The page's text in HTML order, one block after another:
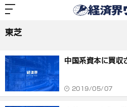
東芝
中国系資本に買収
2019/05/07